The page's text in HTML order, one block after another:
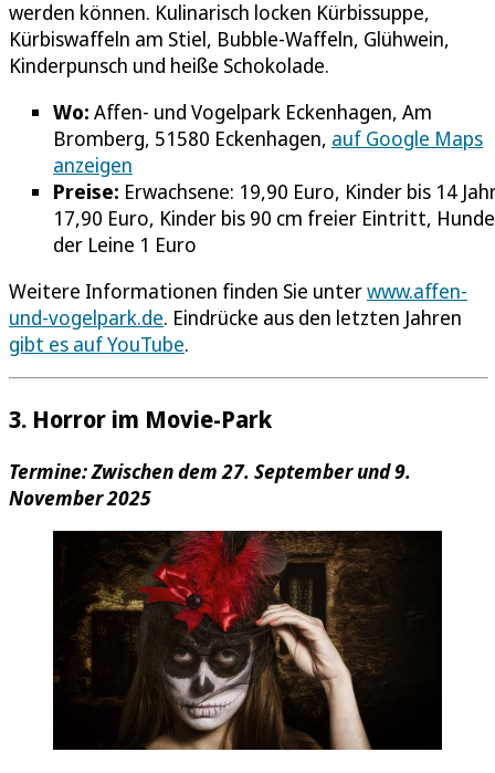
werden können. Kulinarisch locken Kürbissuppe,
Kürbiswaffeln am Stiel, Bubble-Waffeln, Glühwein,
Kinderpunsch und heiße Schokolade.
Wo: Affen- und Vogelpark Eckenhagen, Am
Bromberg, 51580 Eckenhagen, auf Google Maps
anzeigen
Preise: Erwachsene: 19,90 Euro, Kinder bis 14
17,90 Euro, Kinder bis 90 cm freier Eintritt,
der Leine 1 Euro
Weitere Informationen finden Sie unterwww.affen-
und-vogelpark.de. Eindrücke aus den letzten Jahren
gibt es auf YouTube.
3. Horror im Movie-Park
Termine: Zwischen dem 27. September und 9.
November 2025